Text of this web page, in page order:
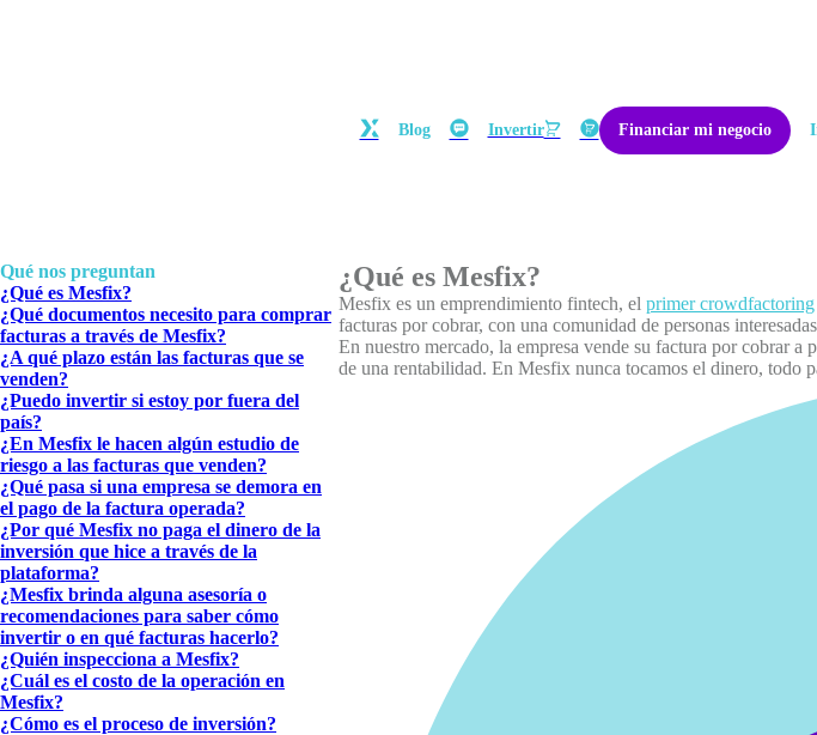
Blog Invertir Financiar mi negocio
Qué nos preguntan
¿Qué es Mesfix?
¿Qué documentos necesito para comprar
facturas a través de Mesfix?
¿A qué plazo están las facturas que se
venden?
¿Puedo invertir si estoy por fuera del
país?
¿En Mesfix le hacen algún estudio de
riesgo a las facturas que venden?
¿Qué pasa si una empresa se demora en
el pago de la factura operada?
¿Por qué Mesfix no paga el dinero de la
inversión que hice a través de la
plataforma?
¿Mesfix brinda alguna asesoría o
recomendaciones para saber cómo
invertir o en qué facturas hacerlo?
¿Quién inspecciona a Mesfix?
¿Cuál es el costo de la operación en
Mesfix?
¿Cómo es el proceso de inversión?
¿Qué es Mesfix?
Mesfix es un emprendimiento fintech, elprimer crowdfactoring
facturas por cobrar, con una comunidad de personas
En nuestro mercado, la empresa vende su factura por cobrar
de una rentabilidad. En Mesfix nunca tocamos el dinero, todo